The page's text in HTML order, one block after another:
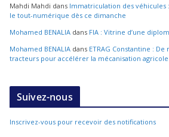
Mahdi Mahdi dans Immatriculation des véhicules
le tout-numérique dès ce dimanche
Mohamed BENALIA dans FIA : Vitrine d’une
Mohamed BENALIA dans ETRAG Constantine :
tracteurs pour accélérer la mécanisation agricole
Suivez-nous
Inscrivez-vous pour recevoir des notifications